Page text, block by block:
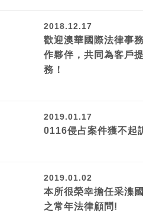
2018.12.17
歡迎澳華國際法律事
作夥伴，共同為客戶
務！
2019.01.17
0116侵占案件獲不起
2019.01.02
本所很榮幸擔任采潗
之常年法律顧問!